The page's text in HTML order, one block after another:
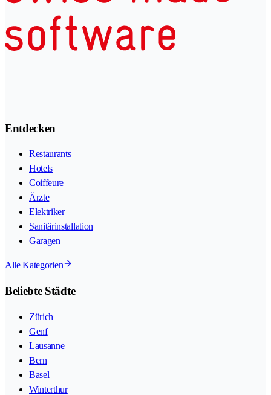
Entdecken
Restaurants
Hotels
Coiffeure
Ärzte
Elektriker
Sanitärinstallation
Garagen
Alle Kategorien
Beliebte Städte
Zürich
Genf
Lausanne
Bern
Basel
Winterthur